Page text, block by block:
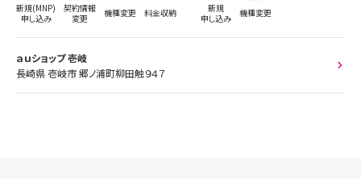
新規(MNP)
申し込み
契約情報
変更
機種変更 料金収納
新規
申し込み
機種変更
ａｕショップ 壱岐
長崎県 壱岐市 郷ノ浦町柳田触９４７